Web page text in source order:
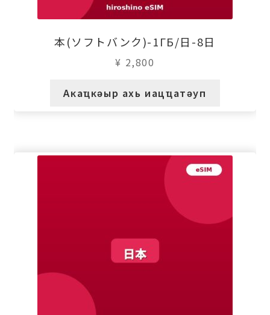
本(ソフトバンク)-1ГБ/日-8日
¥ 2,800
Акаҵкәыр ахь иацҵатәуп